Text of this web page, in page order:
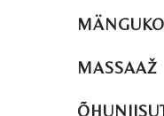
MASSAAŽ